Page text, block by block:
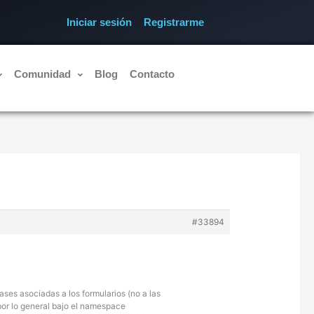
Iniciar sesión Registrarme
Comunidad Blog Contacto
#33894
asociadas a los formularios (no a las
lo general bajo el namespace